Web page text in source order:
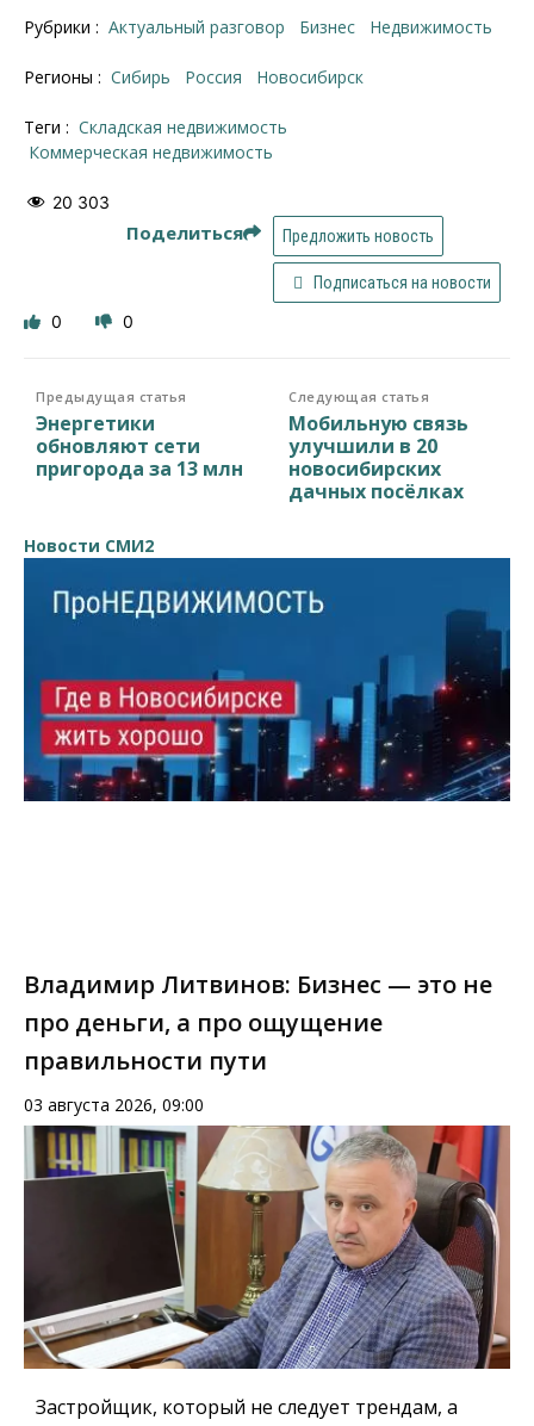
Рубрики : Актуальный разговор Бизнес Недвижимость
Регионы : Сибирь Россия Новосибирск
Теги :
Складская недвижимость
коммерческая недвижимость
20 303
Поделиться Предложить новость
Подписаться на новости
0 0
Предыдущая статья
Энергетики
обновляют сети
пригорода за 13 млн
Следующая статья
Мобильную связь
улучшили в 20
новосибирских
дачных посёлках
Новости СМИ2
Владимир Литвинов: Бизнес — это не
про деньги, а про ощущение
правильности пути
03 августа 2026, 09:00
Застройщик, который не следует трендам, а